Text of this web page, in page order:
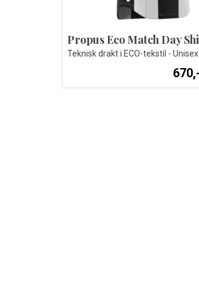
Propus Eco Match Day
Teknisk drakt i ECO-tekstil - Unisex